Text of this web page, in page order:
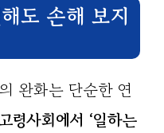
도 손해 보지
완화는 단순한 연
령사회에서 ‘일하는